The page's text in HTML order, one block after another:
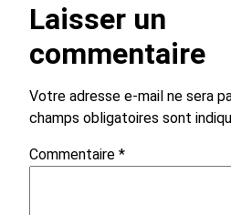
Laisser un
commentaire
Votre adresse e-mail ne sera
champs obligatoires sont
Commentaire *